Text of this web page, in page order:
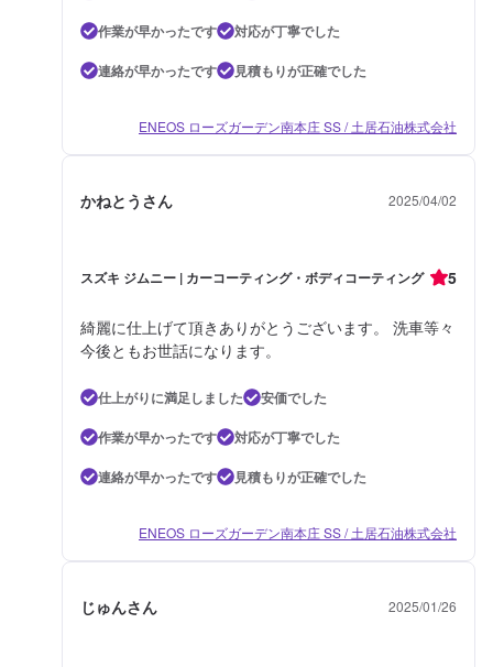
作業が早かったです
対応が丁寧でした
連絡が早かったです
見積もりが正確でした
ENEOS ローズガーデン南本庄 SS / 土居石油株式会社
かねとうさん 2025/04/02
スズキ ジムニー | カーコーティング・ボディコーティング 5
綺麗に仕上げて頂きありがとうございます。 洗車等々
今後ともお世話になります。
仕上がりに満足しました
安価でした
作業が早かったです
対応が丁寧でした
連絡が早かったです
見積もりが正確でした
ENEOS ローズガーデン南本庄 SS / 土居石油株式会社
じゅんさん 2025/01/26